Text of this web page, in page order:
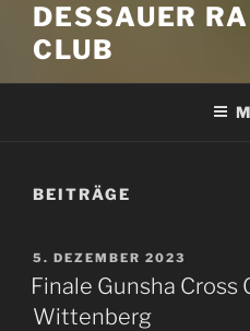
DESSAUER
CLUB
BEITRÄGE
VERÖFFENTLICHT
AM
5. DEZEMBER 2023
Finale Gunsha Cross
Wittenberg